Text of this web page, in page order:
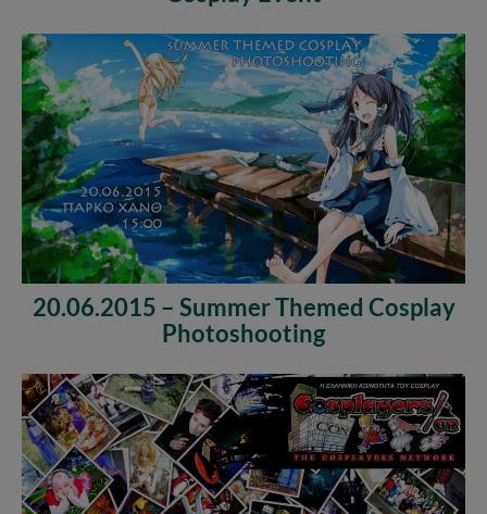
20.06.2015 – Summer Themed Cosplay
Photoshooting